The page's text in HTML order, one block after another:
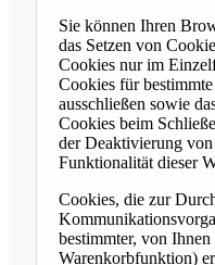
Sie können Ihren
das Setzen von
Cookies nur im
Cookies für
ausschließen sowie
Cookies beim
der Deaktivierung
Funktionalität dieser
Cookies, die zur
bestimmter, von
Warenkorbfunktion)